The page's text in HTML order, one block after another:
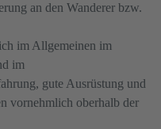
an den Wanderer bzw.
im Allgemeinen im
im
gute Ausrüstung und
vornehmlich oberhalb der